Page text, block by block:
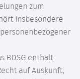
zum
insbesondere
BDSG enthält
auf Auskunft,